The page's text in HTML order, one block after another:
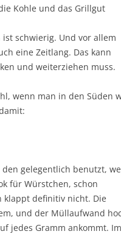
Kohle und das Grillgut
schwierig. Und vor allem
eine Zeitlang. Das kann
und weiterziehen muss.
wenn man in den Süden
den gelegentlich benutzt,
für Würstchen, schon
klappt definitiv nicht. Die
und der Müllaufwand
jedes Gramm ankommt. Im